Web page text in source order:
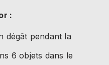
:
dégât pendant la
6 objets dans le